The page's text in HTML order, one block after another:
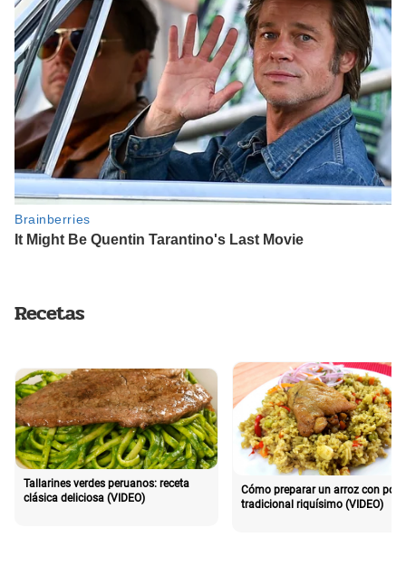
Recetas
Tallarines verdes peruanos: receta
clásica deliciosa (VIDEO)
Cómo preparar un arroz con pollo
tradicional riquísimo (VIDEO)